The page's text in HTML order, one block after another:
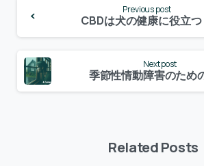
Reading
Previous post
CBDは犬の健康に役立つ
Next post
季節性情動障害のため
Related Posts